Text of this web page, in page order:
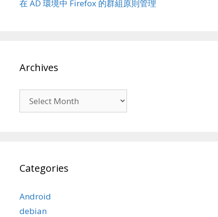
在 AD 環境中 Firefox 的群組原則管理
Archives
Categories
Android
debian